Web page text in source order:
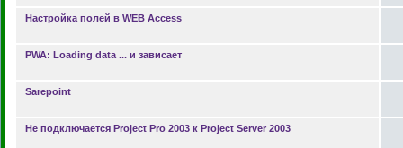
Настройка полей в WEB Access
PWA: Loading data ... и зависает
Sarepoint
Не подключается Project Pro 2003 к Project Server 2003